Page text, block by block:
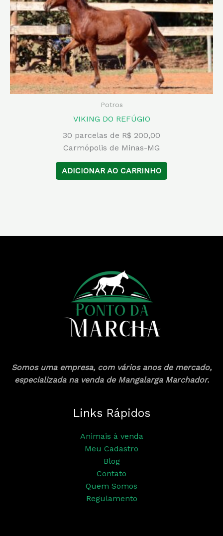
Potros
VIKING DO REFÚGIO
30 parcelas de R$ 200,00
Carmópolis de Minas-MG
ADICIONAR AO CARRINHO
Somos uma empresa, com vários anos de mercado,
especializada na venda de Mangalarga Marchador.
Links Rápidos
Animais à venda
Meu Cadastro
Blog
Contato
Quem Somos
Regulamento